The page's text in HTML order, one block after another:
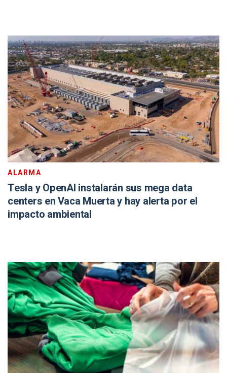
ALARMA
Tesla y OpenAI instalarán sus mega data
centers en Vaca Muerta y hay alerta por el
impacto ambiental